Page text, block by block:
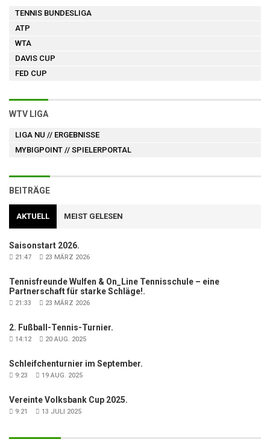
TENNIS BUNDESLIGA
ATP
WTA
DAVIS CUP
FED CUP
WTV LIGA
LIGA NU // ERGEBNISSE
MYBIGPOINT // SPIELERPORTAL
BEITRÄGE
AKTUELL MEIST GELESEN
Saisonstart 2026.
21:47 23 MÄRZ 2026
Tennisfreunde Wulfen & On_Line Tennisschule – eine
Partnerschaft für starke Schläge!.
21:33 23 MÄRZ 2026
2. Fußball-Tennis-Turnier.
14:12 20 AUG. 2025
Schleifchenturnier im September.
9:23 19 AUG. 2025
Vereinte Volksbank Cup 2025.
9:21 13 JULI 2025